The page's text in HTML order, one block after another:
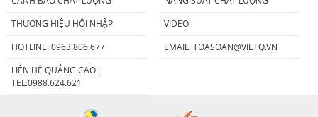
THƯƠNG HIỆU HỘI NHẬP
VIDEO
HOTLINE: 0963.806.677
EMAIL:TOASOAN@VIETQ.VN
LIÊN HỆ QUẢNG CÁO :
TEL:0988.624.621